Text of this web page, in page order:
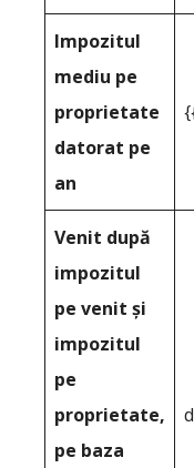
Impozitul
mediu pe
proprietate
datorat pe
an
Venit după
impozitul
pe venit și
impozitul
pe
proprietate,
pe baza